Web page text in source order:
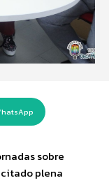
sobre
plena